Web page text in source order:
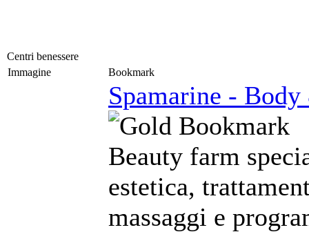
Centri benessere
Immagine
Bookmark
Spamarine -
Beauty farm
estetica,
massaggi e